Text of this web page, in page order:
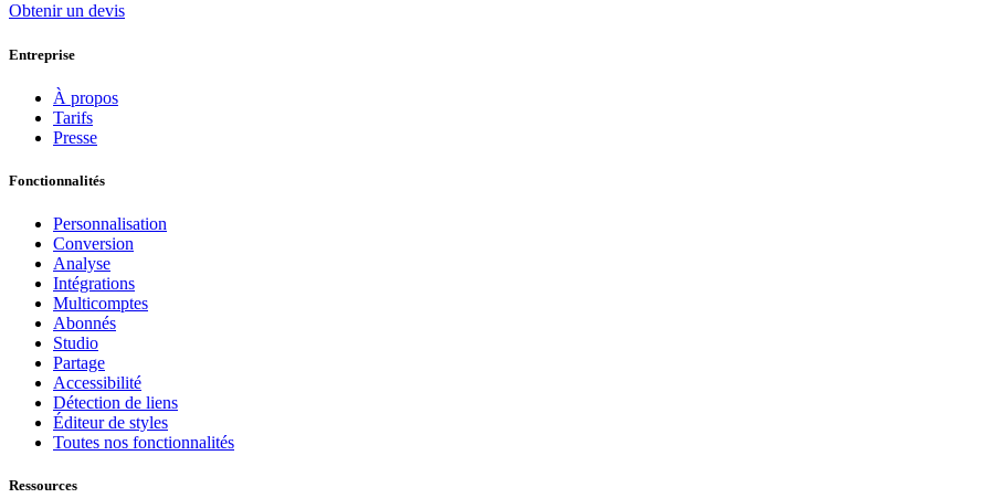
Obtenir un devis
Entreprise
À propos
Tarifs
Presse
Fonctionnalités
Personnalisation
Conversion
Analyse
Intégrations
Multicomptes
Abonnés
Studio
Partage
Accessibilité
Détection de liens
Éditeur de styles
Toutes nos fonctionnalités
Ressources